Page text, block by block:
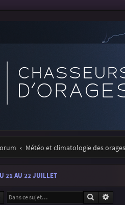
Météo et climatologie des orages
21 AU 22 JUILLET
Rechercher